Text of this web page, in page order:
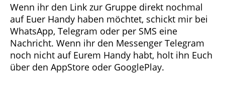
Wenn ihr den Link zur Gruppe direkt nochmal
auf Euer Handy haben möchtet, schickt mir bei
WhatsApp, Telegram oder per SMS eine
Nachricht. Wenn ihr den Messenger Telegram
noch nicht auf Eurem Handy habt, holt ihn Euch
über den AppStore oder GooglePlay.